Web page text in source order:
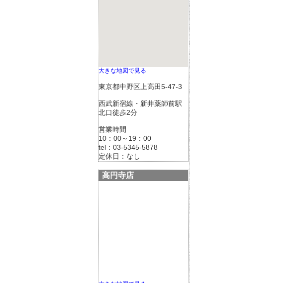
大きな地図で見る
東京都中野区上高田5-47-3
西武新宿線・新井薬師前駅
北口徒歩2分
営業時間
10：00～19：00
tel：03-5345-5878
定休日：なし
高円寺店